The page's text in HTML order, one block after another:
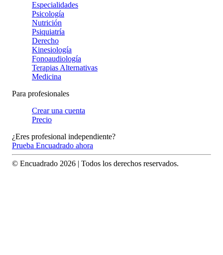
Especialidades
Psicología
Nutrición
Psiquiatría
Derecho
Kinesiología
Fonoaudiología
Terapias Alternativas
Medicina
Para profesionales
Crear una cuenta
Precio
¿Eres profesional independiente?
Prueba Encuadrado ahora
© Encuadrado 2026 | Todos los derechos reservados.